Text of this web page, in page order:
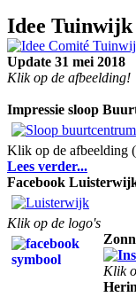
Idee Tuinwijk
Update 31 mei 2018
Klik op de afbeelding!
Impressie sloop
Klik op de afbeelding (
Lees verder...
Facebook
Klik op de logo's
Klik